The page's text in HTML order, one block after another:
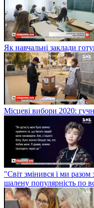
Як навчальні заклади
Місцеві вибори 2020:
"Світ змінився і ми
шалену популярність по